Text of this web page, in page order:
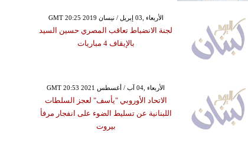
GMT 20:25 2019 الأربعاء ,03 إبريل / نيسان
لجنة الانضباط تعاقب المصري حسين السيد
بالإيقاف 4 مباريات
GMT 20:53 2021 الأربعاء ,04 آب / أغسطس
الاتحاد الأوروبي "يأسف" لعجز السلطات
اللبنانية عن تسليط الضوء على انفجار مرفأ
بيروت